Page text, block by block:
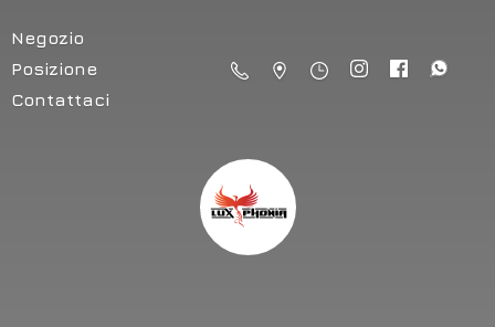
Negozio
Posizione
Contattaci